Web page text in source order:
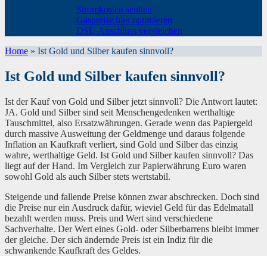
Stromkosten senken
Gaspreise hier optimieren
DSL-Anschluss vergleichen
Home » Ist Gold und Silber kaufen sinnvoll?
Ist Gold und Silber kaufen sinnvoll?
Ist der Kauf von Gold und Silber jetzt sinnvoll? Die Antwort lautet:
JA. Gold und Silber sind seit Menschengedenken werthaltige
Tauschmittel, also Ersatzwährungen. Gerade wenn das Papiergeld
durch massive Ausweitung der Geldmenge und daraus folgende
Inflation an Kaufkraft verliert, sind Gold und Silber das einzig
wahre, werthaltige Geld. Ist Gold und Silber kaufen sinnvoll? Das
liegt auf der Hand. Im Vergleich zur Papierwährung Euro waren
sowohl Gold als auch Silber stets wertstabil.
Steigende und fallende Preise können zwar abschrecken. Doch sind
die Preise nur ein Ausdruck dafür, wieviel Geld für das Edelmatall
bezahlt werden muss. Preis und Wert sind verschiedene
Sachverhalte. Der Wert eines Gold- oder Silberbarrens bleibt immer
der gleiche. Der sich ändernde Preis ist ein Indiz für die
schwankende Kaufkraft des Geldes.